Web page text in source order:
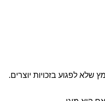
לפגוע בזכויות יוצרים.